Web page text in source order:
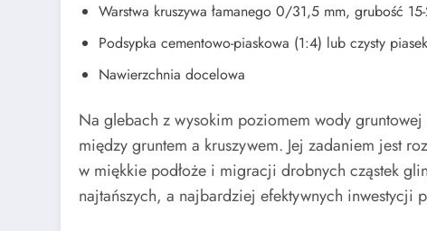
Warstwa kruszywa łamanego 0/31,5 mm, grubość
Podsypka cementowo-piaskowa (1:4) lub czysty
Nawierzchnia docelowa
Na glebach z wysokim poziomem wody
między gruntem a kruszywem. Jej zadaniem jest
w miękkie podłoże i migracji drobnych cząstek
najtańszych, a najbardziej efektywnych inwestycji